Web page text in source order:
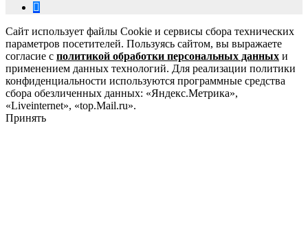
Сайт использует файлы Cookie и сервисы сбора технических
параметров посетителей. Пользуясь сайтом, вы выражаете
согласие с политикой обработки персональных данных и
применением данных технологий. Для реализации политики
конфиденциальности используются программные средства
сбора обезличенных данных: «Яндекс.Метрика»,
«Liveinternet», «top.Mail.ru».
Принять